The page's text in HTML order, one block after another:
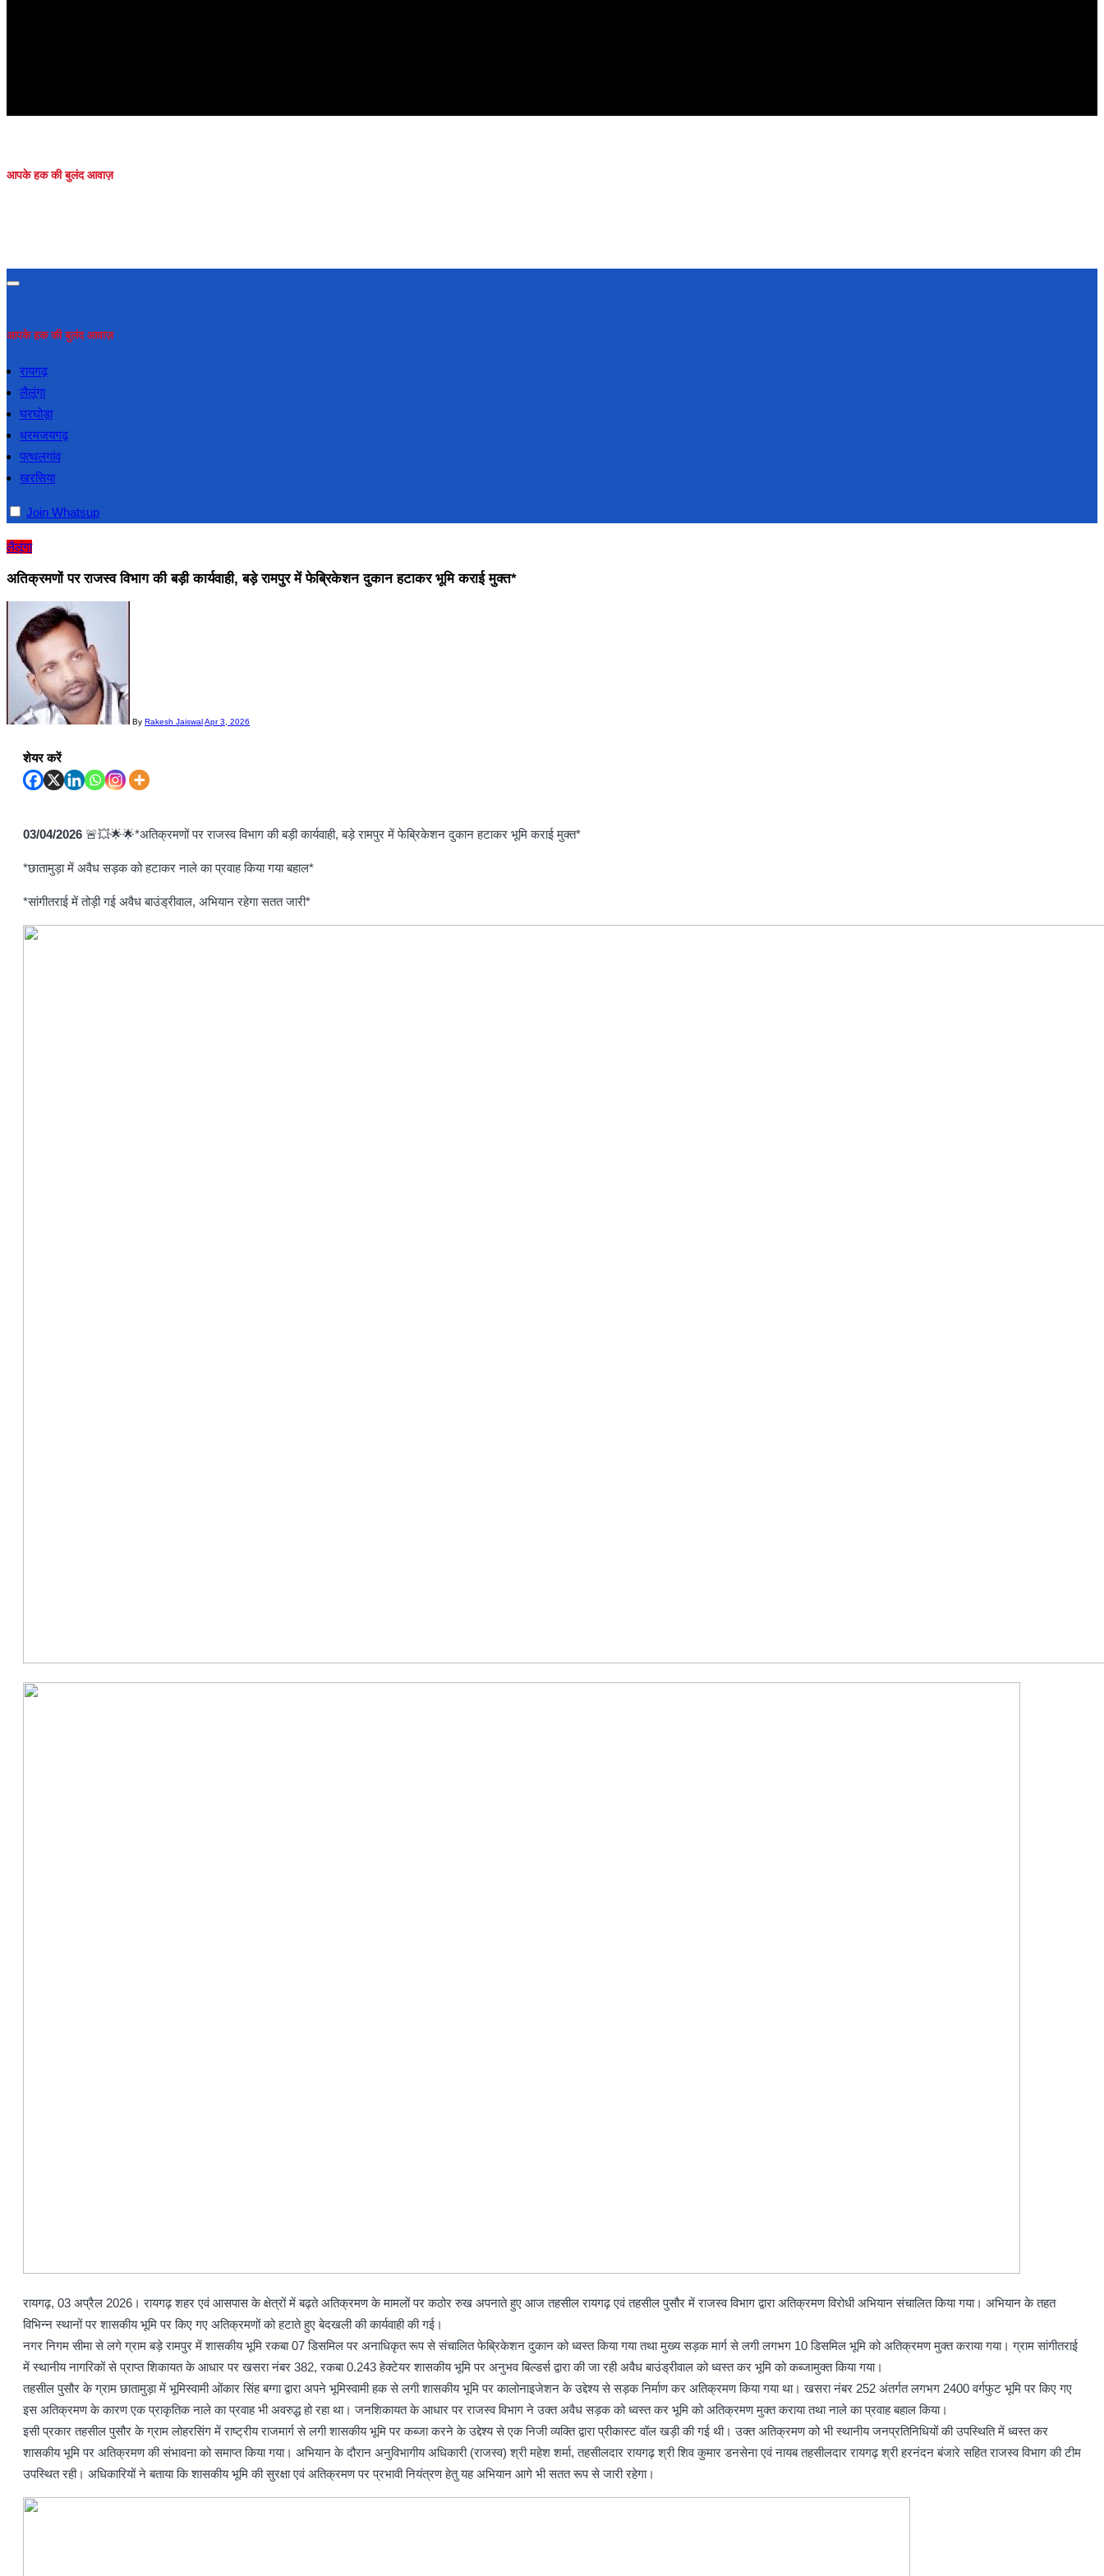
आपके हक की बुलंद आवाज़
आपके हक की बुलंद आवाज़
रायगढ़
लैलूंगा
घरघोड़ा
धरमजयगढ़
पत्थलगांव
खरसिया
Join Whatsup
लैलूंगा
अतिक्रमणों पर राजस्व विभाग की बड़ी कार्यवाही, बड़े रामपुर में फेब्रिकेशन दुकान हटाकर भूमि कराई मुक्त*
By Rakesh JaiswalApr 3, 2026
शेयर करें
03/04/2026 🚨💥🌟🌟*अतिक्रमणों पर राजस्व विभाग की बड़ी कार्यवाही, बड़े रामपुर में फेब्रिकेशन दुकान हटाकर भूमि कराई मुक्त*
*छातामुड़ा में अवैध सड़क को हटाकर नाले का प्रवाह किया गया बहाल*
*सांगीतराई में तोड़ी गई अवैध बाउंड्रीवाल, अभियान रहेगा सतत जारी*
रायगढ़, 03 अप्रैल 2026। रायगढ़ शहर एवं आसपास के क्षेत्रों में बढ़ते अतिक्रमण के मामलों पर कठोर रुख अपनाते हुए आज तहसील रायगढ़ एवं तहसील पुसौर में राजस्व विभाग द्वारा अतिक्रमण विरोधी अभियान संचालित किया गया। अभियान के तहत
विभिन्न स्थानों पर शासकीय भूमि पर किए गए अतिक्रमणों को हटाते हुए बेदखली की कार्यवाही की गई।
नगर निगम सीमा से लगे ग्राम बड़े रामपुर में शासकीय भूमि रकबा 07 डिसमिल पर अनाधिकृत रूप से संचालित फेब्रिकेशन दुकान को ध्वस्त किया गया तथा मुख्य सड़क मार्ग से लगी लगभग 10 डिसमिल भूमि को अतिक्रमण मुक्त कराया गया। ग्राम सांगीतराई
में स्थानीय नागरिकों से प्राप्त शिकायत के आधार पर खसरा नंबर 382, रकबा 0.243 हेक्टेयर शासकीय भूमि पर अनुभव बिल्डर्स द्वारा की जा रही अवैध बाउंड्रीवाल को ध्वस्त कर भूमि को कब्जामुक्त किया गया।
तहसील पुसौर के ग्राम छातामुड़ा में भूमिस्वामी ओंकार सिंह बग्गा द्वारा अपने भूमिस्वामी हक से लगी शासकीय भूमि पर कालोनाइजेशन के उद्देश्य से सड़क निर्माण कर अतिक्रमण किया गया था। खसरा नंबर 252 अंतर्गत लगभग 2400 वर्गफुट भूमि पर किए गए
इस अतिक्रमण के कारण एक प्राकृतिक नाले का प्रवाह भी अवरुद्ध हो रहा था। जनशिकायत के आधार पर राजस्व विभाग ने उक्त अवैध सड़क को ध्वस्त कर भूमि को अतिक्रमण मुक्त कराया तथा नाले का प्रवाह बहाल किया।
इसी प्रकार तहसील पुसौर के ग्राम लोहरसिंग में राष्ट्रीय राजमार्ग से लगी शासकीय भूमि पर कब्जा करने के उद्देश्य से एक निजी व्यक्ति द्वारा प्रीकास्ट वॉल खड़ी की गई थी। उक्त अतिक्रमण को भी स्थानीय जनप्रतिनिधियों की उपस्थिति में ध्वस्त कर
शासकीय भूमि पर अतिक्रमण की संभावना को समाप्त किया गया। अभियान के दौरान अनुविभागीय अधिकारी (राजस्व) श्री महेश शर्मा, तहसीलदार रायगढ़ श्री शिव कुमार डनसेना एवं नायब तहसीलदार रायगढ़ श्री हरनंदन बंजारे सहित राजस्व विभाग की टीम
उपस्थित रही। अधिकारियों ने बताया कि शासकीय भूमि की सुरक्षा एवं अतिक्रमण पर प्रभावी नियंत्रण हेतु यह अभियान आगे भी सतत रूप से जारी रहेगा।